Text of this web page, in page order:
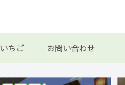
いちご お問い合わせ